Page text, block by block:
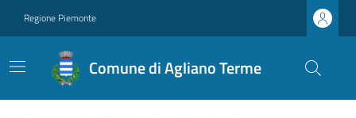
Regione Piemonte
Comune di Agliano Terme